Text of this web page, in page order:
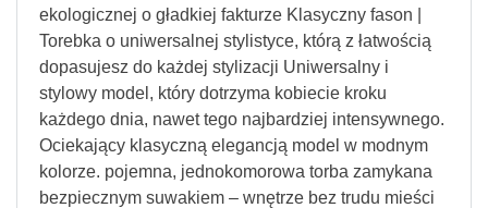
ekologicznej o gładkiej fakturze Klasyczny fason |
Torebka o uniwersalnej stylistyce, którą z łatwością
dopasujesz do każdej stylizacji Uniwersalny i
stylowy model, który dotrzyma kobiecie kroku
każdego dnia, nawet tego najbardziej intensywnego.
Ociekający klasyczną elegancją model w modnym
kolorze. pojemna, jednokomorowa torba zamykana
bezpiecznym suwakiem – wnętrze bez trudu mieści